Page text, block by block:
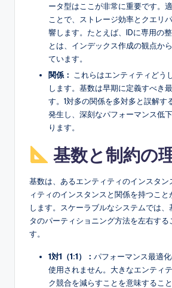
ータ型はここが非常に重要です。
ことで、ストレージ効率とクエリ
響します。たとえば、IDに専用の
とは、インデックス作成の観点か
ています。
関係：
これらはエンティティどう
します。基数は早期に定義すべき
す。1対多の関係を多対多と誤解す
発生し、深刻なパフォーマンス低
ります。
基数と制約の
基数は、あるエンティティのインスタン
ィティのインスタンスと関係を持つこと
します。スケーラブルなシステムでは、
タのパーティショニング方法を左右する
す。
1対1（1:1）： パフォーマンス最適
使用されません。大きなエンティ
ク競合を減らすことを意味するこ